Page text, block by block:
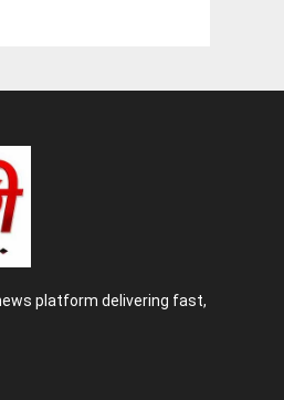
platform delivering fast,